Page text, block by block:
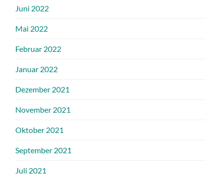
Juni 2022
Mai 2022
Februar 2022
Januar 2022
Dezember 2021
November 2021
Oktober 2021
September 2021
Juli 2021